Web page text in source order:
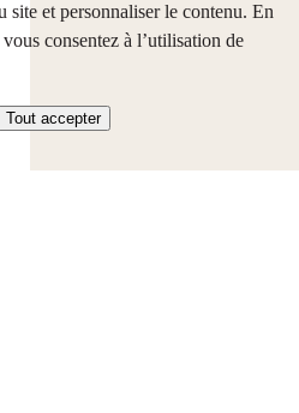
et personnaliser le contenu. En
consentez à l’utilisation de
Tout accepter